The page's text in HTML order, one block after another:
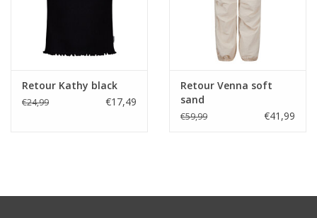
Retour Kathy black
€24,99 €17,49
Retour Venna soft
sand
€59,99 €41,99